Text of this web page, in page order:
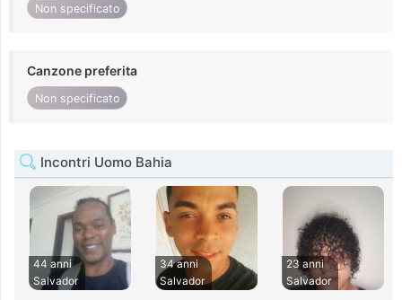
Non specificato
Canzone preferita
Non specificato
Incontri Uomo Bahia
44 anni
Salvador
34 anni
Salvador
23 anni
Salvador